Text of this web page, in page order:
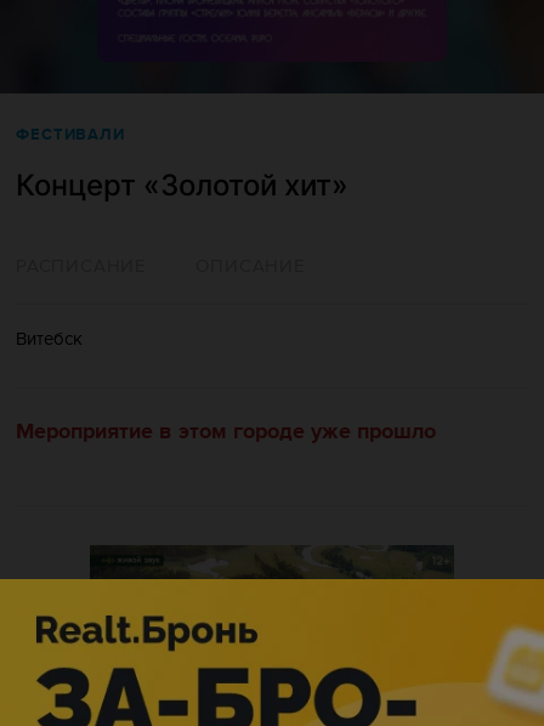
ФЕСТИВАЛИ
Концерт «Золотой хит»
Витебск
Мероприятие в этом городе уже прошло